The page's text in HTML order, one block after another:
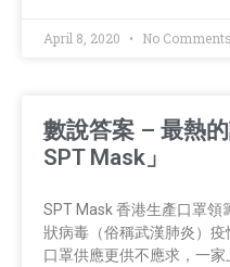
April 8, 2020 No Comments
數說答案 – 最熱
SPT Mask」
SPT Mask 香港生產口罩領
狀病毒（俗稱武漢肺炎）疫
口罩供應更供不應求，一